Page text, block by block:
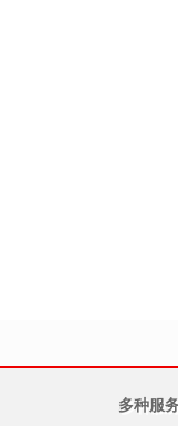
多种服